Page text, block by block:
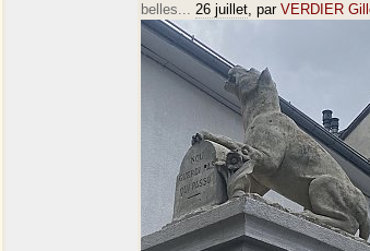
belles... 26 juillet, par VERDIER